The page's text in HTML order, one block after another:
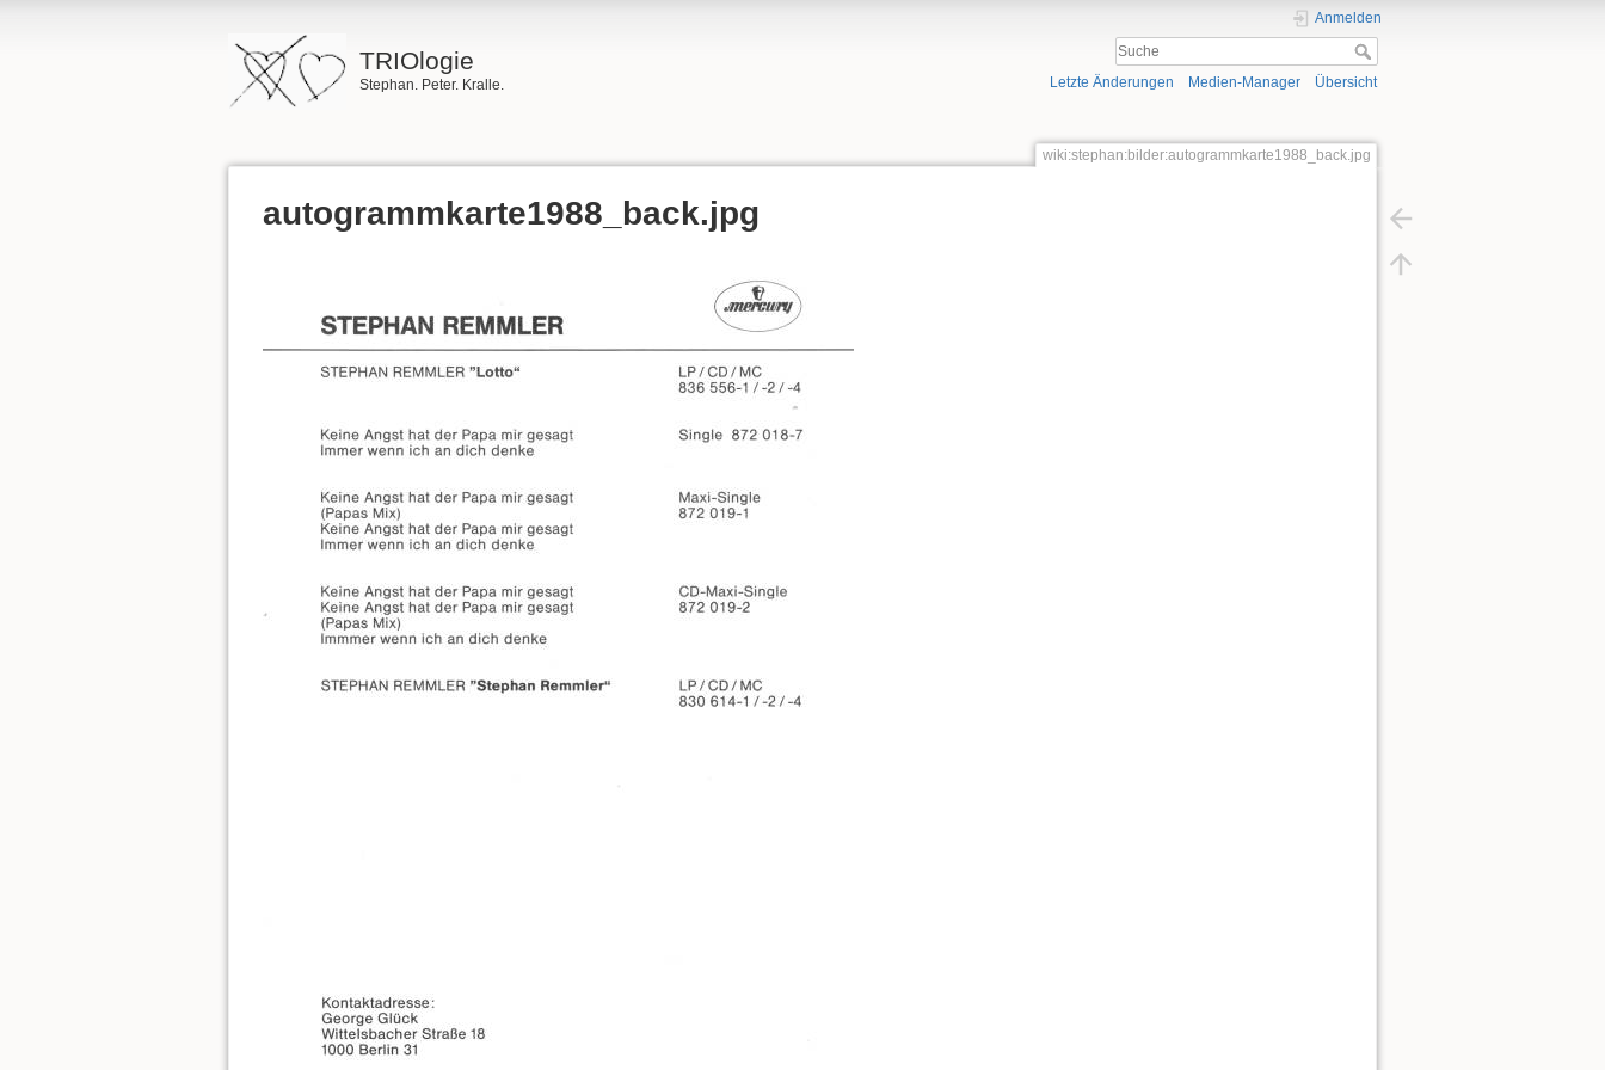
TRIOlogie
Stephan. Peter. Kralle.
Anmelden
Letzte Änderungen Medien-Manager Übersicht
wiki:stephan:bilder:autogrammkarte1988_back.jpg
autogrammkarte1988_back.jpg